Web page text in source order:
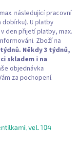
následující pracovní
U platby
den přijetí platby, max.
Zboží na
Někdy 3 týdnů,
skladem i na
objednávka
za pochopení.
vel. 104